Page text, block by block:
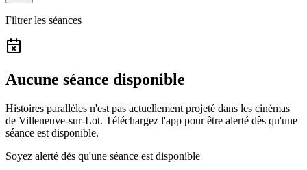
Filtrer les séances
Aucune séance disponible
Histoires parallèles n'est pas actuellement projeté dans les cinémas
de Villeneuve-sur-Lot. Téléchargez l'app pour être alerté dès qu'une
séance est disponible.
Soyez alerté dès qu'une séance est disponible